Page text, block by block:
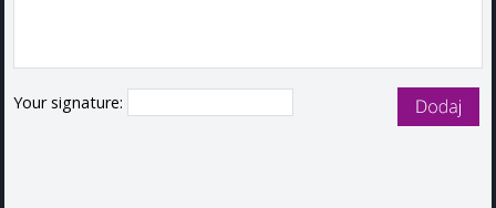
Your signature: